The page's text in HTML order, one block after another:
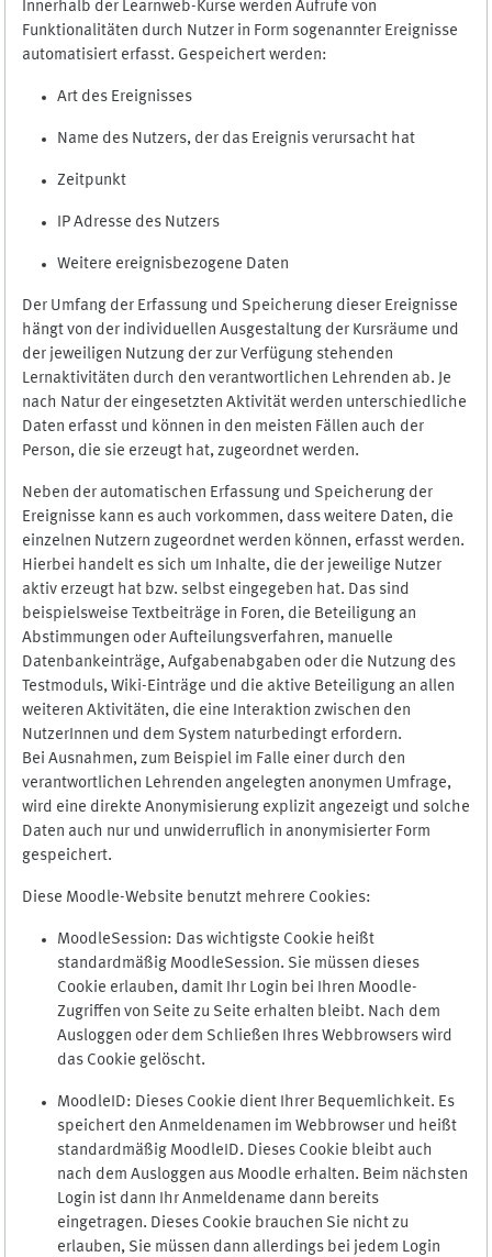
Innerhalb der Learnweb-Kurse werden Aufrufe von
Funktionalitäten durch Nutzer in Form sogenannter Ereignisse
automatisiert erfasst. Gespeichert werden:
Art des Ereignisses
Name des Nutzers, der das Ereignis verursacht hat
Zeitpunkt
IP Adresse des Nutzers
Weitere ereignisbezogene Daten
Der Umfang der Erfassung und Speicherung dieser Ereignisse
hängt von der individuellen Ausgestaltung der Kursräume und
der jeweiligen Nutzung der zur Verfügung stehenden
Lernaktivitäten durch den verantwortlichen Lehrenden ab. Je
nach Natur der eingesetzten Aktivität werden unterschiedliche
Daten erfasst und können in den meisten Fällen auch der
Person, die sie erzeugt hat, zugeordnet werden.
Neben der automatischen Erfassung und Speicherung der
Ereignisse kann es auch vorkommen, dass weitere Daten, die
einzelnen Nutzern zugeordnet werden können, erfasst werden.
Hierbei handelt es sich um Inhalte, die der jeweilige Nutzer
aktiv erzeugt hat bzw. selbst eingegeben hat. Das sind
beispielsweise Textbeiträge in Foren, die Beteiligung an
Abstimmungen oder Aufteilungsverfahren, manuelle
Datenbankeinträge, Aufgabenabgaben oder die Nutzung des
Testmoduls, Wiki-Einträge und die aktive Beteiligung an allen
weiteren Aktivitäten, die eine Interaktion zwischen den
NutzerInnen und dem System naturbedingt erfordern.
Bei Ausnahmen, zum Beispiel im Falle einer durch den
verantwortlichen Lehrenden angelegten anonymen Umfrage,
wird eine direkte Anonymisierung explizit angezeigt und solche
Daten auch nur und unwiderruflich in anonymisierter Form
gespeichert.
Diese Moodle-Website benutzt mehrere Cookies:
MoodleSession: Das wichtigste Cookie heißt
standardmäßig MoodleSession. Sie müssen dieses
Cookie erlauben, damit Ihr Login bei Ihren Moodle-
Zugriffen von Seite zu Seite erhalten bleibt. Nach dem
Ausloggen oder dem Schließen Ihres Webbrowsers wird
das Cookie gelöscht.
MoodleID: Dieses Cookie dient Ihrer Bequemlichkeit. Es
speichert den Anmeldenamen im Webbrowser und heißt
standardmäßig MoodleID. Dieses Cookie bleibt auch
nach dem Ausloggen aus Moodle erhalten. Beim nächsten
Login ist dann Ihr Anmeldename dann bereits
eingetragen. Dieses Cookie brauchen Sie nicht zu
erlauben, Sie müssen dann allerdings bei jedem Login